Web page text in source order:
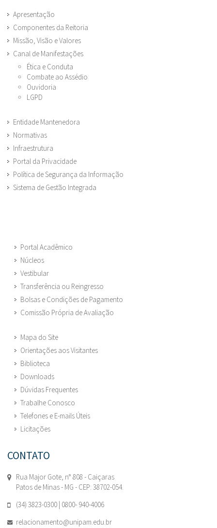
Apresentação
Componentes da Reitoria
Missão, Visão e Valores
Canal de Manifestações
Ética e Conduta
Combate ao Assédio
Ouvidoria
LGPD
Entidade Mantenedora
Normativas
Infraestrutura
Portal da Privacidade
Política de Segurança da Informação
Sistema de Gestão Integrada
Portal Acadêmico
Núcleos
Vestibular
Transferência ou Reingresso
Bolsas e Condições de Pagamento
Comissão Própria de Avaliação
Mapa do Site
Orientações aos Visitantes
Biblioteca
Downloads
Dúvidas Frequentes
Trabalhe Conosco
Telefones e E-mails Úteis
Licitações
CONTATO
Rua Major Gote, n° 808 - Caiçaras
Patos de Minas - MG - CEP: 38702-054.
(34) 3823-0300 | 0800- 940-4006
relacionamento@unipam.edu.br